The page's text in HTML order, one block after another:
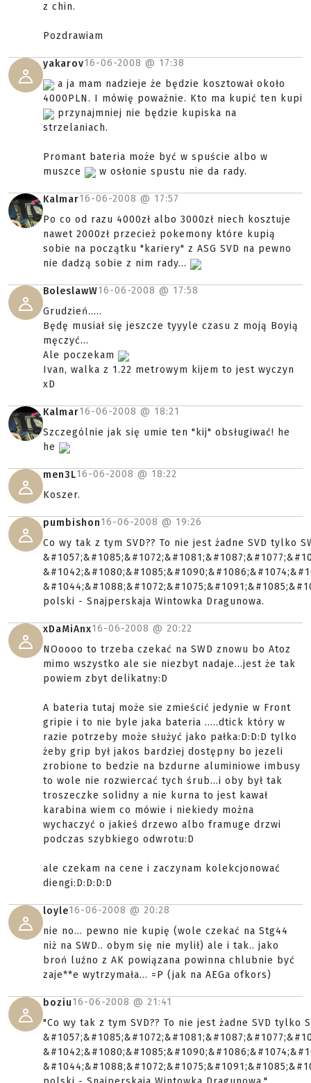
z chin.
Pozdrawiam
yakarov16-06-2008 @ 17:38
a ja mam nadzieje że będzie kosztował około
4000PLN. I mówię poważnie. Kto ma kupić ten kupi
przynajmniej nie będzie kupiska na
strzelaniach.
Promant bateria może być w spuście albo w
muszce
w osłonie spustu nie da rady.
Kalmar16-06-2008 @ 17:57
Po co od razu 4000zł albo 3000zł niech kosztuje
nawet 2000zł przecież pokemony które kupią
sobie na początku "kariery" z ASG SVD na pewno
nie dadzą sobie z nim rady...
BoleslawW16-06-2008 @ 17:58
Grudzień.....
Będę musiał się jeszcze tyyyle czasu z moją Boyią
męczyć...
Ale poczekam
Ivan, walka z 1.22 metrowym kijem to jest wyczyn
xD
Kalmar16-06-2008 @ 18:21
Szczególnie jak się umie ten "kij" obsługiwać! he
he
men3L16-06-2008 @ 18:22
Koszer.
pumbishon16-06-2008 @ 19:26
Co wy tak z tym SVD?? To nie jest żadne SVD tylko
polski - Snajperskaja Wintowka Dragunowa.
xDaMiAnx16-06-2008 @ 20:22
NOoooo to trzeba czekać na SWD znowu bo Atoz
mimo wszystko ale sie niezbyt nadaje...jest że tak
powiem zbyt delikatny:D
A bateria tutaj może sie zmieścić jedynie w Front
gripie i to nie byle jaka bateria .....dtick który w
razie potrzeby może służyć jako pałka:D:D:D tylko
żeby grip był jakos bardziej dostępny bo jezeli
zrobione to bedzie na bzdurne aluminiowe imbusy
to wole nie rozwiercać tych śrub...i oby był tak
troszeczke solidny a nie kurna to jest kawał
karabina wiem co mówie i niekiedy można
wychaczyć o jakieś drzewo albo framuge drzwi
podczas szybkiego odwrotu:D
ale czekam na cene i zaczynam kolekcjonować
diengi:D:D:D:D
loyle16-06-2008 @ 20:28
nie no... pewno nie kupię (wole czekać na Stg44
niż na SWD.. obym się nie mylił) ale i tak.. jako
broń luźno z AK powiązana powinna chlubnie być
zaje**e wytrzymała... =P (jak na AEGa ofkors)
boziu16-06-2008 @ 21:41
"Co wy tak z tym SVD?? To nie jest żadne SVD tylko